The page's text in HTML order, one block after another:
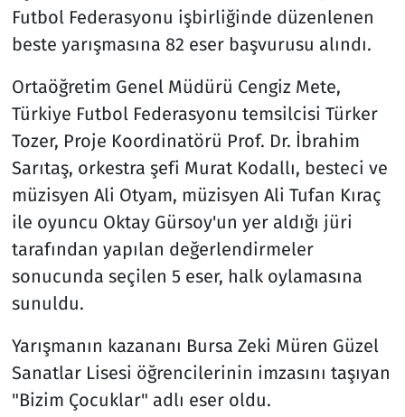
Futbol Federasyonu işbirliğinde düzenlenen
beste yarışmasına 82 eser başvurusu alındı.
Ortaöğretim Genel Müdürü Cengiz Mete,
Türkiye Futbol Federasyonu temsilcisi Türker
Tozer, Proje Koordinatörü Prof. Dr. İbrahim
Sarıtaş, orkestra şefi Murat Kodallı, besteci ve
müzisyen Ali Otyam, müzisyen Ali Tufan Kıraç
ile oyuncu Oktay Gürsoy'un yer aldığı jüri
tarafından yapılan değerlendirmeler
sonucunda seçilen 5 eser, halk oylamasına
sunuldu.
Yarışmanın kazananı Bursa Zeki Müren Güzel
Sanatlar Lisesi öğrencilerinin imzasını taşıyan
"Bizim Çocuklar" adlı eser oldu.